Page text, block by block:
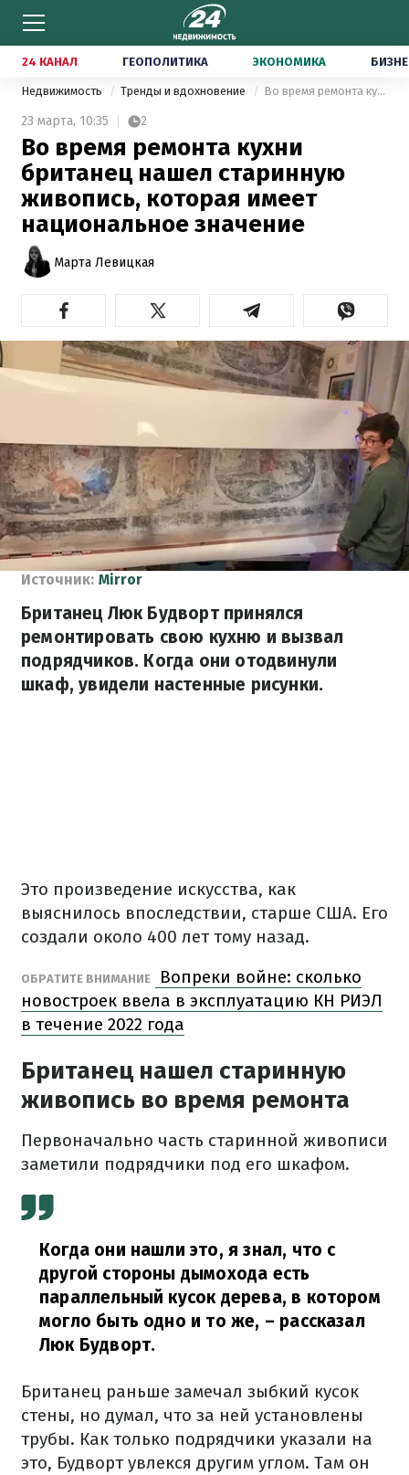
24 КАНАЛ ГЕОПОЛИТИКА ЭКОНОМИКА
Недвижимость Тренды и вдохновение Во время ремонта кухни британец нашел старинную живопись, которая имеет национальное значение
23 марта, 10:35 2
Во время ремонта кухни
британец нашел старинную
живопись, которая имеет
национальное значение
Марта Левицкая
Источник: Mirror
Британец Люк Будворт принялся
ремонтировать свою кухню и вызвал
подрядчиков. Когда они отодвинули
шкаф, увидели настенные рисунки.
Это произведение искусства, как
выяснилось впоследствии, старше США. Его
создали около 400 лет тому назад.
ОБРАТИТЕ ВНИМАНИЕ
Вопреки войне: сколько
новостроек ввела в эксплуатацию КН РИЭЛ
в течение 2022 года
Британец нашел старинную
живопись во время ремонта
Первоначально часть старинной живописи
заметили подрядчики под его шкафом.
Когда они нашли это, я знал, что с
другой стороны дымохода есть
параллельный кусок дерева, в котором
могло быть одно и то же, – рассказал
Люк Будворт.
Британец раньше замечал зыбкий кусок
стены, но думал, что за ней установлены
трубы. Как только подрядчики указали на
это, Будворт увлекся другим углом. Там он